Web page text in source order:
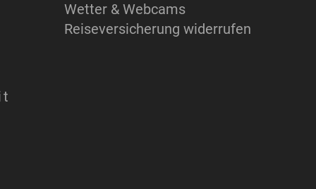
Wetter & Webcams
Reiseversicherung widerrufen